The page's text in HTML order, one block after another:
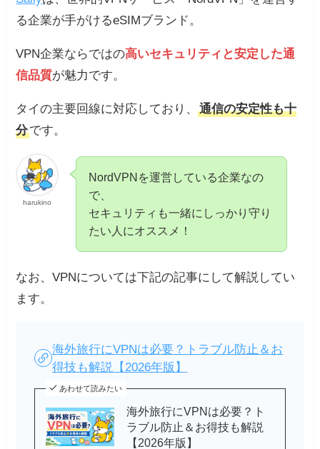
る企業が手がけるeSIMブランド。
VPN企業ならではの高いセキュリティと安定した通
信品質が魅力です。
タイの主要回線に対応しており、通信の安定性も十
分です。
harukino
NordVPNを運営している企業なの
で、
セキュリティも一緒にしっかり守り
たい人にオススメ！
なお、VPNについては下記の記事にして解説してい
ます。
海外旅行にVPNは必要？トラブル防止＆お
得技も解説【2026年版】
あわせて読みたい
海外旅行にVPNは必要？ト
ラブル防止＆お得技も解説
【2026年版】